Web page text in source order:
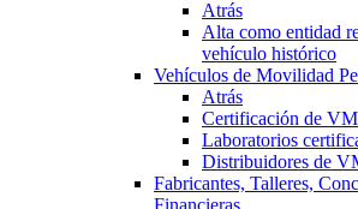
Atrás
Alta como entidad
vehículo histórico
Vehículos de Movilidad
Atrás
Certificación de
Laboratorios
Distribuidores de
Fabricantes, Talleres,